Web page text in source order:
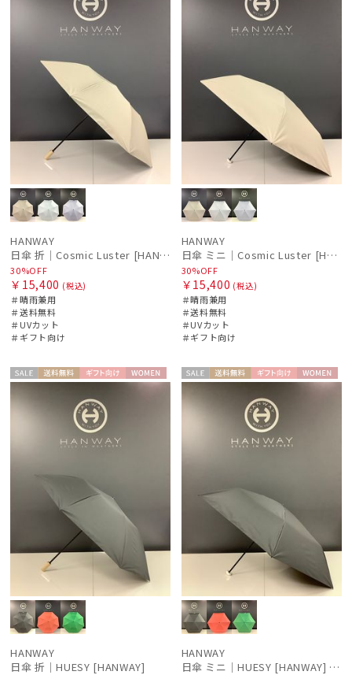
HANWAY
日傘 折｜Cosmic Luster [HANWAY]
30%OFF
￥15,400 (税込)
＃晴雨兼用
＃送料無料
＃UVカット
＃ギフト向け
HANWAY
日傘 ミニ｜Cosmic Luster [HANWAY]
30%OFF
￥15,400 (税込)
＃晴雨兼用
＃送料無料
＃UVカット
＃ギフト向け
セー
ル
送料無 ギフト
向け
WOME
HANWAY
日傘 折｜HUESY [HANWAY]
セー
ル
送料無 ギフト
向け
WOME
HANWAY
日傘 ミニ｜HUESY [HANWAY] @yucca.mmm様ご紹介アイテム